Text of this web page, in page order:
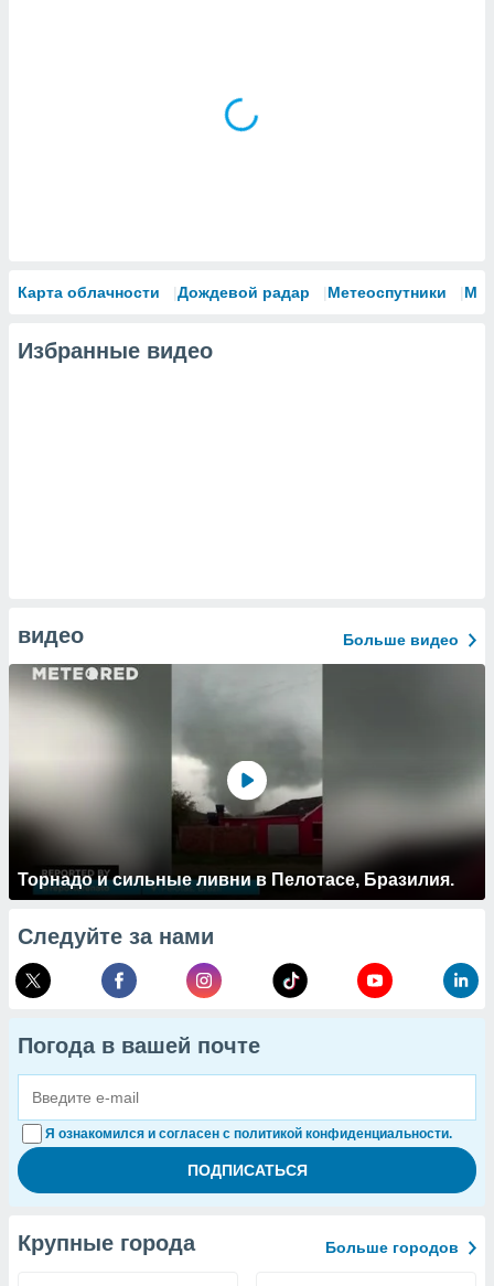
Карта облачности Дождевой радар Метеоспутники
Избранные видео
видео Больше видео
Торнадо и сильные ливни в Пелотасе, Бразилия.
Следуйте за нами
Погода в вашей почте
Я ознакомился и согласен с политикой конфиденциальности.
Крупные города Больше городов